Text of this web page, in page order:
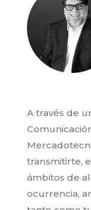
A través de
transmitirte,
ámbitos de
ocurrencia,